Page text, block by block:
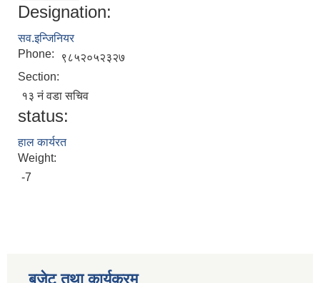
Designation:
सव.इन्जिनियर
Phone:
९८५२०५२३२७
Section:
१३ नं वडा सचिव
status:
हाल कार्यरत
Weight:
-7
बजेट तथा कार्यक्रम